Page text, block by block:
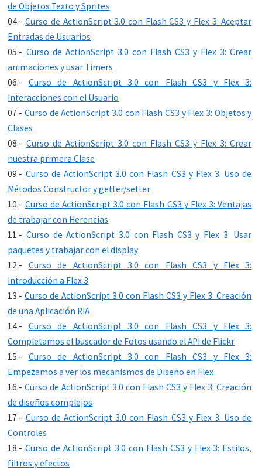
de Objetos Texto y Sprites
04.-Curso de ActionScript 3.0 con Flash CS3 y Flex 3: Aceptar
Entradas de Usuarios
05.- Curso de ActionScript 3.0 con Flash CS3 y Flex 3: Crear
animaciones y usar Timers
06.- Curso de ActionScript 3.0 con Flash CS3 y Flex 3:
Interacciones con el Usuario
07.-Curso de ActionScript 3.0 con Flash CS3 y Flex 3: Objetos y
Clases
08.- Curso de ActionScript 3.0 con Flash CS3 y Flex 3: Crear
nuestra primera Clase
09.- Curso de ActionScript 3.0 con Flash CS3 y Flex 3: Uso de
Métodos Constructor y getter/setter
10.- Curso de ActionScript 3.0 con Flash CS3 y Flex 3: Ventajas
de trabajar con Herencias
11.-Curso de ActionScript 3.0 con Flash CS3 y Flex 3: Usar
paquetes y trabajar con el display
12.- Curso de ActionScript 3.0 con Flash CS3 y Flex 3:
Introducción a Flex 3
13.-Curso de ActionScript 3.0 con Flash CS3 y Flex 3: Creación
de una Aplicación RIA
14.- Curso de ActionScript 3.0 con Flash CS3 y Flex 3:
Completamos el buscador de Fotos usando el API de Flickr
15.- Curso de ActionScript 3.0 con Flash CS3 y Flex 3:
Empezamos a ver los mecanismos de Diseño en Flex
16.-Curso de ActionScript 3.0 con Flash CS3 y Flex 3: Creación
de diseños complejos
17.- Curso de ActionScript 3.0 con Flash CS3 y Flex 3: Uso de
Controles
18.-Curso de ActionScript 3.0 con Flash CS3 y Flex 3: Estilos,
filtros y efectos